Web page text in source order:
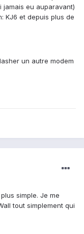
eu auparavant)
KJ6 et depuis plus de
un autre modem
simple. Je me
tout simplement qui